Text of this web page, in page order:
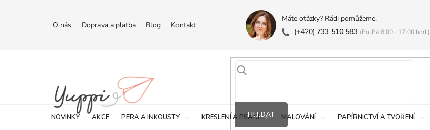
O nás Doprava a platba Blog Kontakt
Máte otázky? Rádi pomůžeme.
(+420) 733 510 583 (Po-Pá 8:00 - 17:00 hod.)
HLEDAT
NOVINKY AKCE PERA A INKOUSTY KRESLENÍ A PSANÍ MALOVÁNÍ PAPÍRNICTVÍ A TVOŘENÍ